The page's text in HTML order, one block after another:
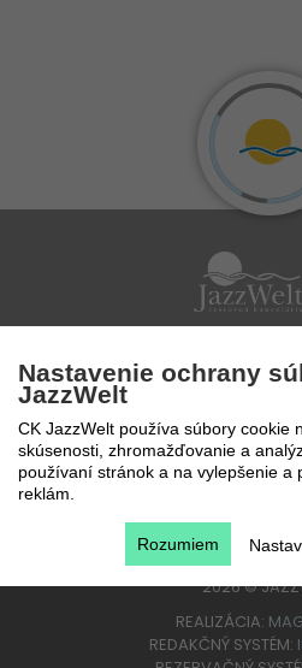
Po - Pi 9 -
0850
2026©
REALIZÁCIA:
REDAKČNÝ SYSTÉM:
Nastavenie ochrany
JazzWelt
CK JazzWelt používa súbory cookie
skúsenosti, zhromažďovanie a
používaní stránok a na vylepšenie a
reklám.
Rozumiem